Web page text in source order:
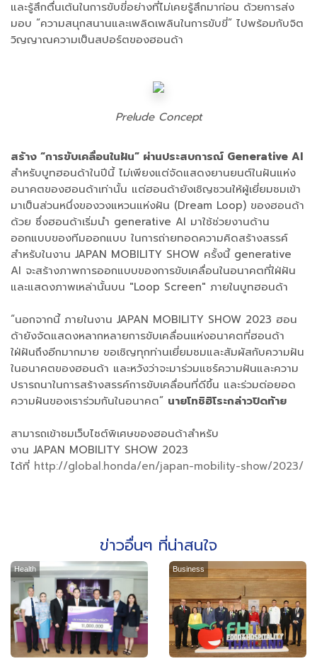
และรู้สึกตื่นเต้นในการขับขี่อย่างที่ไม่เคยรู้สึกมาก่อน ด้วยการส่ง
มอบ “ความสนุกสนานและเพลิดเพลินในการขับขี่” ไปพร้อมกับจิต
วิญญาณความเป็นสปอร์ตของฮอนด้า
Prelude Concept
สร้าง “การขับเคลื่อนในฝัน” ผ่านประสบการณ์ Generative AI
สำหรับบูทฮอนด้าในปีนี้ ไม่เพียงแต่จัดแสดงยานยนต์ในฝันแห่ง
อนาคตของฮอนด้าเท่านั้น แต่ฮอนด้ายังเชิญชวนให้ผู้เยี่ยมชมเข้า
มาเป็นส่วนหนึ่งของวงแหวนแห่งฝัน (Dream Loop) ของฮอนด้า
ด้วย ซึ่งฮอนด้าเริ่มนำ generative AI มาใช้ช่วยงานด้าน
ออกแบบของทีมออกแบบ ในการถ่ายทอดความคิดสร้างสรรค์
สำหรับในงาน JAPAN MOBILITY SHOW ครั้งนี้ generative
AI จะสร้างภาพการออกแบบของการขับเคลื่อนในอนาคตที่ใฝ่ฝัน
และแสดงภาพเหล่านั้นบน "Loop Screen" ภายในบูทฮอนด้า
“นอกจากนี้ ภายในงาน JAPAN MOBILITY SHOW 2023 ฮอน
ด้ายังจัดแสดงหลากหลายการขับเคลื่อนแห่งอนาคตที่ฮอนด้า
ใฝ่ฝันถึงอีกมากมาย ขอเชิญทุกท่านเยี่ยมชมและสัมผัสกับความฝัน
ในอนาคตของฮอนด้า และหวังว่าจะมาร่วมแชร์ความฝันและความ
ปรารถนาในการสร้างสรรค์การขับเคลื่อนที่ดีขึ้น และร่วมต่อยอด
ความฝันของเราร่วมกันในอนาคต” นายโทชิฮิโระกล่าวปิดท้าย
สามารถเข้าชมเว็บไซต์พิเศษของฮอนด้าสำหรับ
งาน JAPAN MOBILITY SHOW 2023
ได้ที่ http://global.honda/en/japan-mobility-show/2023/
ข่าวอื่นๆ ที่น่าสนใจ
Health Business